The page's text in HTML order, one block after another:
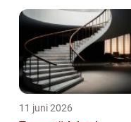
11 juni 2026